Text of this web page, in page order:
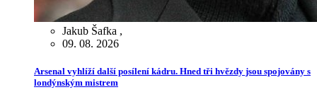
Jakub Šafka ,
09. 08. 2026
Arsenal vyhlíží další posílení kádru. Hned tři hvězdy jsou spojovány s
londýnským mistrem